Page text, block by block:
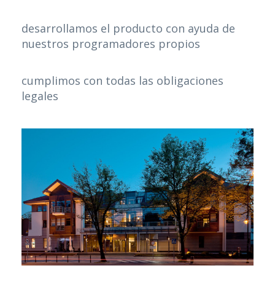
desarrollamos el producto con ayuda de
nuestros programadores propios
cumplimos con todas las obligaciones
legales